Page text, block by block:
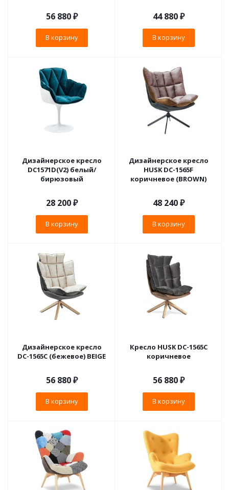
56 880₽
В корзину
44 880₽
В корзину
Дизайнерское кресло
DC1571D(V2) белый/
бирюзовый
28 200₽
В корзину
Дизайнерское кресло
HUSK DC-1565F
коричневое (BROWN)
48 240₽
В корзину
Дизайнерское кресло
DC-1565С (бежевое) BEIGE
56 880₽
В корзину
Кресло HUSK DC-1565C
коричневое
56 880₽
В корзину